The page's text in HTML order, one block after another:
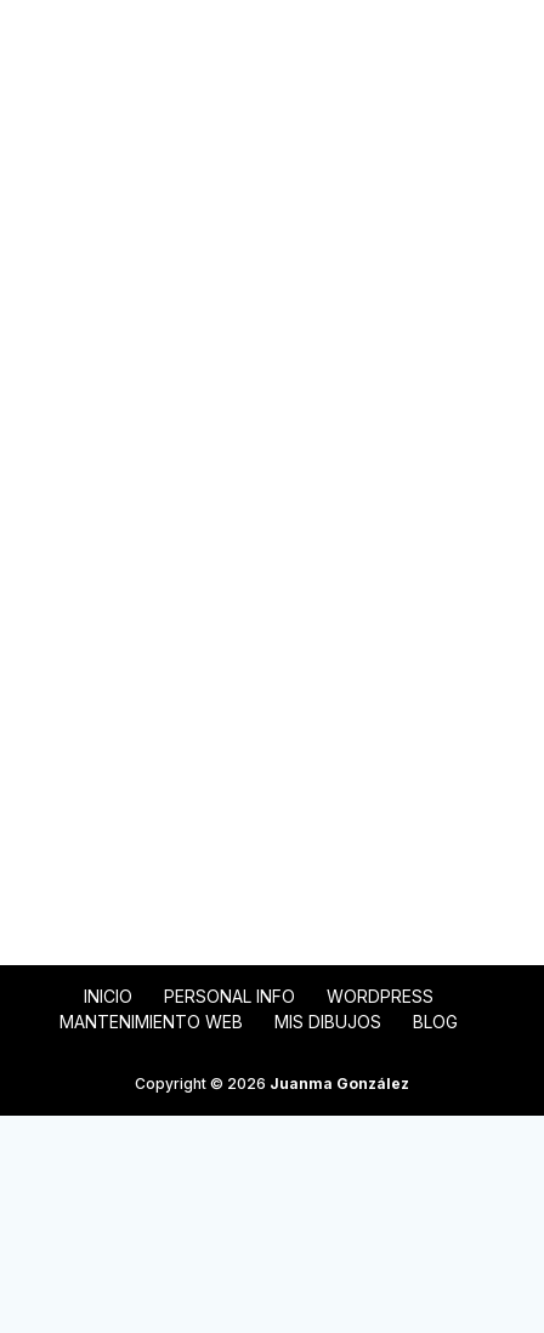
INICIO PERSONAL INFO
WORDPRESS
MANTENIMIENTO WEB
MIS DIBUJOS BLOG
Copyright © 2026 Juanma González